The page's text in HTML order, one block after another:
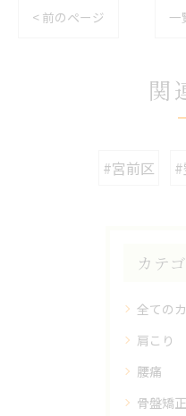
< 前のページ 一
関
#宮前区
カテ
全ての
肩こり
腰痛
骨盤矯正